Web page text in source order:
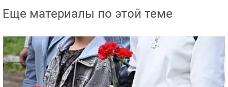
Еще материалы по этой теме